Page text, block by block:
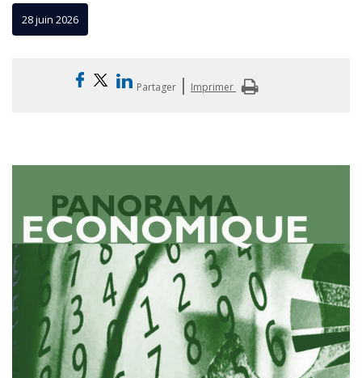
28 juin 2026
Partager | Imprimer